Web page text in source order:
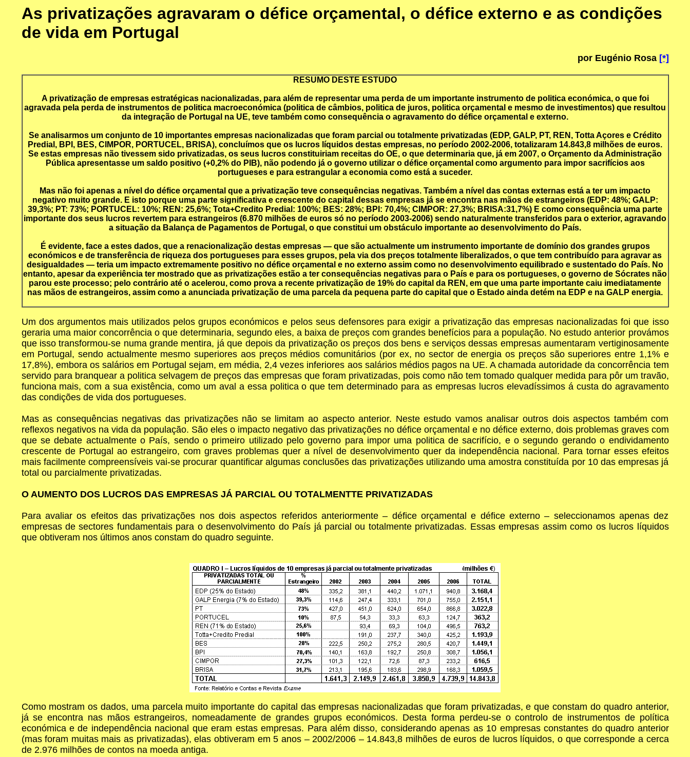
As privatizações agravaram o défice orçamental, o défice externo e as condições
de vida em Portugal
por Eugénio Rosa [*]
RESUMO DESTE ESTUDO
A privatização de empresas estratégicas nacionalizadas, para além de representar uma perda de um importante instrumento de politica económica, o que foi
agravada pela perda de instrumentos de politica macroeconómica (politica de câmbios, politica de juros, politica orçamental e mesmo de investimentos) que resultou
da integração de Portugal na UE, teve também como consequência o agravamento do défice orçamental e externo.
Se analisarmos um conjunto de 10 importantes empresas nacionalizadas que foram parcial ou totalmente privatizadas (EDP, GALP, PT, REN, Totta Açores e Crédito
Predial, BPI, BES, CIMPOR, PORTUCEL, BRISA), concluímos que os lucros líquidos destas empresas, no período 2002-2006, totalizaram 14.843,8 milhões de euros.
Se estas empresas não tivessem sido privatizadas, os seus lucros constituiriam receitas do OE, o que determinaria que, já em 2007, o Orçamento da Administração
Pública apresentasse um saldo positivo (+0,2% do PIB), não podendo já o governo utilizar o défice orçamental como argumento para impor sacrifícios aos
portugueses e para estrangular a economia como está a suceder.
Mas não foi apenas a nível do défice orçamental que a privatização teve consequências negativas. Também a nível das contas externas está a ter um impacto
negativo muito grande. E isto porque uma parte significativa e crescente do capital dessas empresas já se encontra nas mãos de estrangeiros (EDP: 48%; GALP:
39,3%; PT: 73%; PORTUCEL: 10%; REN: 25,6%; Tota+Credito Predial: 100%; BES: 28%; BPI: 70,4%; CIMPOR: 27,3%; BRISA:31,7%) E como consequência uma parte
importante dos seus lucros revertem para estrangeiros (6.870 milhões de euros só no período 2003-2006) sendo naturalmente transferidos para o exterior, agravando
a situação da Balança de Pagamentos de Portugal, o que constitui um obstáculo importante ao desenvolvimento do País.
É evidente, face a estes dados, que a renacionalização destas empresas — que são actualmente um instrumento importante de domínio dos grandes grupos
económicos e de transferência de riqueza dos portugueses para esses grupos, pela via dos preços totalmente liberalizados, o que tem contribuído para agravar as
desigualdades — teria um impacto extremamente positivo no défice orçamental e no externo assim como no desenvolvimento equilibrado e sustentado do País. No
entanto, apesar da experiência ter mostrado que as privatizações estão a ter consequências negativas para o País e para os portugueses, o governo de Sócrates não
parou este processo; pelo contrário até o acelerou, como prova a recente privatização de 19% do capital da REN, em que uma parte importante caiu imediatamente
nas mãos de estrangeiros, assim como a anunciada privatização de uma parcela da pequena parte do capital que o Estado ainda detém na EDP e na GALP energia.
Um dos argumentos mais utilizados pelos grupos económicos e pelos seus defensores para exigir a privatização das empresas nacionalizadas foi que isso
geraria uma maior concorrência o que determinaria, segundo eles, a baixa de preços com grandes benefícios para a população. No estudo anterior provámos
que isso transformou-se numa grande mentira, já que depois da privatização os preços dos bens e serviços dessas empresas aumentaram vertiginosamente
em Portugal, sendo actualmente mesmo superiores aos preços médios comunitários (por ex, no sector de energia os preços são superiores entre 1,1% e
17,8%), embora os salários em Portugal sejam, em média, 2,4 vezes inferiores aos salários médios pagos na UE. A chamada autoridade da concorrência tem
servido para branquear a politica selvagem de preços das empresas que foram privatizadas, pois como não tem tomado qualquer medida para pôr um travão,
funciona mais, com a sua existência, como um aval a essa politica o que tem determinado para as empresas lucros elevadíssimos á custa do agravamento
das condições de vida dos portugueses.
Mas as consequências negativas das privatizações não se limitam ao aspecto anterior. Neste estudo vamos analisar outros dois aspectos também com
reflexos negativos na vida da população. São eles o impacto negativo das privatizações no défice orçamental e no défice externo, dois problemas graves com
que se debate actualmente o País, sendo o primeiro utilizado pelo governo para impor uma politica de sacrifício, e o segundo gerando o endividamento
crescente de Portugal ao estrangeiro, com graves problemas quer a nível de desenvolvimento quer da independência nacional. Para tornar esses efeitos
mais facilmente compreensíveis vai-se procurar quantificar algumas conclusões das privatizações utilizando uma amostra constituída por 10 das empresas já
total ou parcialmente privatizadas.
O AUMENTO DOS LUCROS DAS EMPRESAS JÁ PARCIAL OU TOTALMENTTE PRIVATIZADAS
Para avaliar os efeitos das privatizações nos dois aspectos referidos anteriormente – défice orçamental e défice externo – seleccionamos apenas dez
empresas de sectores fundamentais para o desenvolvimento do País já parcial ou totalmente privatizadas. Essas empresas assim como os lucros líquidos
que obtiveram nos últimos anos constam do quadro seguinte.
Como mostram os dados, uma parcela muito importante do capital das empresas nacionalizadas que foram privatizadas, e que constam do quadro anterior,
já se encontra nas mãos estrangeiros, nomeadamente de grandes grupos económicos. Desta forma perdeu-se o controlo de instrumentos de política
económica e de independência nacional que eram estas empresas. Para além disso, considerando apenas as 10 empresas constantes do quadro anterior
(mas foram muitas mais as privatizadas), elas obtiveram em 5 anos – 2002/2006 – 14.843,8 milhões de euros de lucros líquidos, o que corresponde a cerca
de 2.976 milhões de contos na moeda antiga.